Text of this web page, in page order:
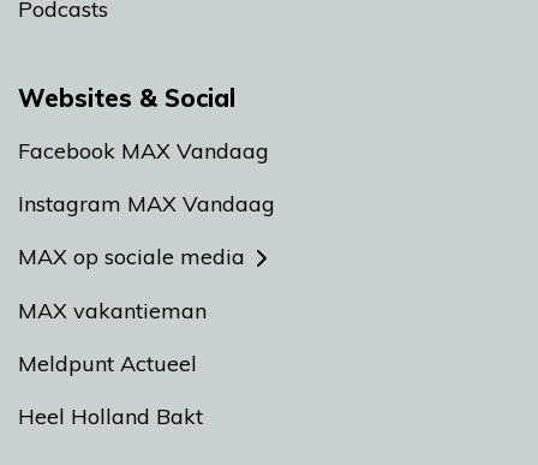
Podcasts
Websites & Social
Facebook MAX Vandaag
Instagram MAX Vandaag
MAX op sociale media
MAX vakantieman
Meldpunt Actueel
Heel Holland Bakt